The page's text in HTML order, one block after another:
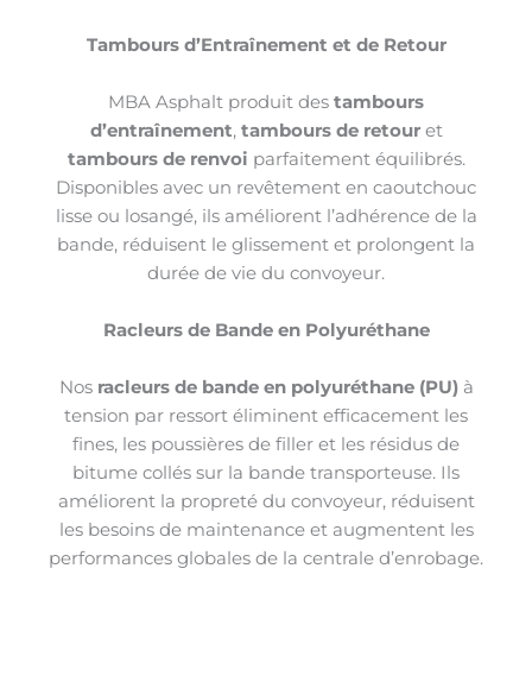
Tambours d’Entraînement et de Retour
MBA Asphalt produit des tambours
d’entraînement, tambours de retouret
tambours de renvoi parfaitement équilibrés.
Disponibles avec un revêtement en caoutchouc
lisse ou losangé, ils améliorent l’adhérence de la
bande, réduisent le glissement et prolongent la
durée de vie du convoyeur.
Racleurs de Bande en Polyuréthane
Nos racleurs de bande en polyuréthane (PU)à
tension par ressort éliminent efficacement les
fines, les poussières de filler et les résidus de
bitume collés sur la bande transporteuse. Ils
améliorent la propreté du convoyeur, réduisent
les besoins de maintenance et augmentent les
performances globales de la centrale d’enrobage.